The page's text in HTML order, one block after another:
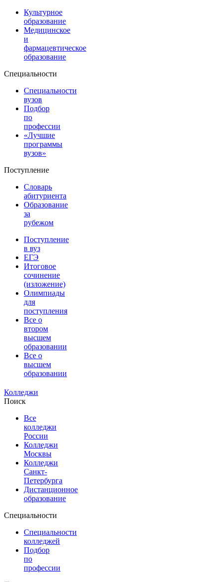
Культурное
образование
Медицинское
и
фармацевтическое
образование
Специальности
Специальности
вузов
Подбор
по
профессии
«Лучшие
программы
вузов»
Поступление
Словарь
абитуриента
Образование
за
рубежом
Поступление
в вуз
ЕГЭ
Итоговое
сочинение
(изложение)
Олимпиады
для
поступления
Все о
втором
высшем
образовании
Все о
высшем
образовании
Колледжи
Поиск
Все
колледжи
России
Колледжи
Москвы
Колледжи
Санкт-
Петербурга
Дистанционное
образование
Специальности
Специальности
колледжей
Подбор
по
профессии